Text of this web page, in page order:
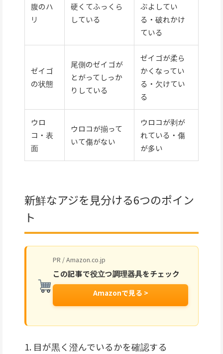
腹のハ
リ
硬くてふっくら
している
ぶよしてい
る・破れかけ
ている
ゼイゴ
の状態
尾側のゼイゴが
とがってしっか
りしている
ゼイゴが柔ら
かくなってい
る・欠けてい
る
ウロ
コ・表
面
ウロコが揃って
いて傷がない
ウロコが剥が
れている・傷
が多い
新鮮なアジを見分ける6つのポイン
ト
PR / Amazon.co.jp
この記事で役立つ調理器具をチェック
Amazonで見る >
1. 目が黒く澄んでいるかを確認する